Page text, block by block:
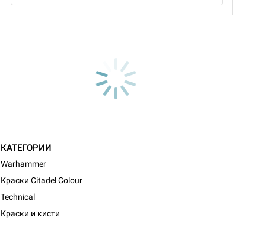
КАТЕГОРИИ
Warhammer
Краски Citadel Colour
Technical
Краски и кисти